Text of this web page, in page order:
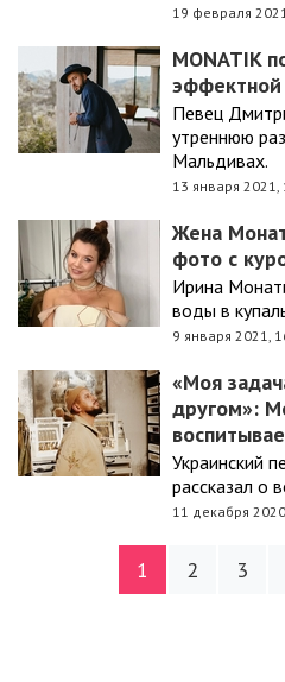
19 февраля
MONATIK
эффектной
Певец
утреннюю
Мальдивах.
13 января 2021,
Жена
фото с
Ирина
воды в
9 января 2021,
«Моя
другом»:
Украинский
рассказал о
11 декабря
1 2 3